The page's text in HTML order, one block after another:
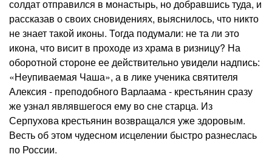
солдат отправился в монастырь, но добравшись туда, и
рассказав о своих сновидениях, выяснилось, что никто
не знает такой иконы. Тогда подумали: не та ли это
икона, что висит в проходе из храма в ризницу? На
оборотной стороне ее действительно увидели надпись:
«Неупиваемая Чаша», а в лике ученика святителя
Алексия - преподобного Варлаама - крестьянин сразу
же узнал являвшегося ему во сне старца. Из
Серпухова крестьянин возвращался уже здоровым.
Весть об этом чудесном исцелении быстро разнеслась
по России.